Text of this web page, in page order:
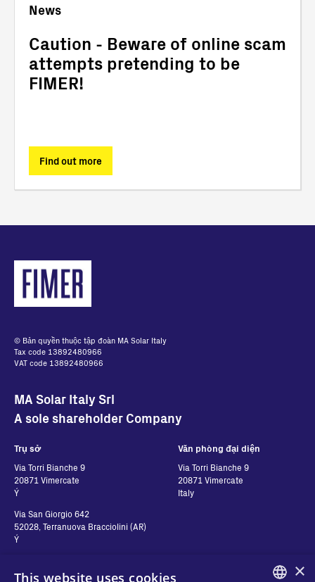
News
Caution - Beware of online scam
attempts pretending to be
FIMER!
Find out more
© Bản quyền thuộc tập đoàn MA Solar Italy
Tax code 13892480966
VAT code 13892480966
MA Solar Italy Srl
A sole shareholder Company
Trụ sở
Via Torri Bianche 9
20871 Vimercate
Ý
Via San Giorgio 642
52028, Terranuova Bracciolini (AR)
Ý
Văn phòng đại diện
Via Torri Bianche 9
20871 Vimercate
Italy
×
This website uses cookies